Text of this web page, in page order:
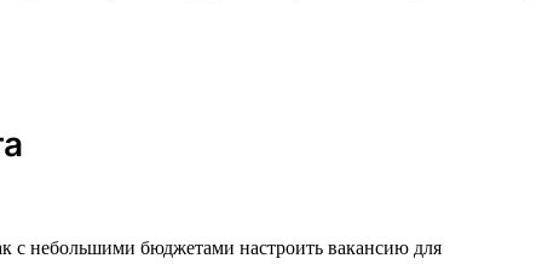
с небольшими бюджетами настроить вакансию для